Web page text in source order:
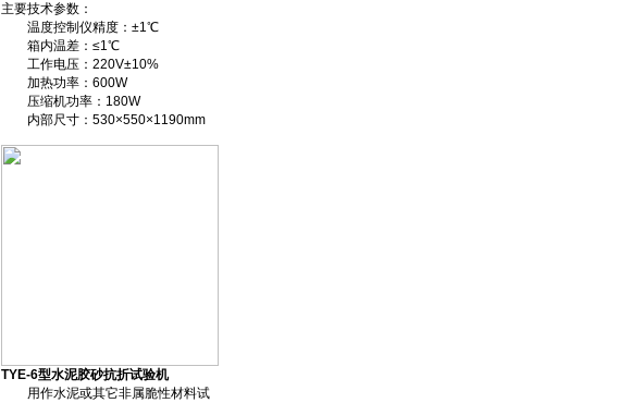
主要技术参数：
温度控制仪精度：±1℃
箱内温差：≤1℃
工作电压：220V±10%
加热功率：600W
压缩机功率：180W
内部尺寸：530×550×1190mm
TYE-6型水泥胶砂抗折试验机
用作水泥或其它非属脆性材料试